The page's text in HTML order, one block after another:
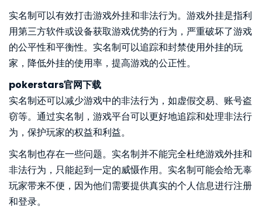
实名制可以有效打击游戏外挂和非法行为。游戏外挂是指利
用第三方软件或设备获取游戏优势的行为，严重破坏了游戏
的公平性和平衡性。实名制可以追踪和封禁使用外挂的玩
家，降低外挂的使用率，提高游戏的公正性。
pokerstars官网下载
实名制还可以减少游戏中的非法行为，如虚假交易、账号盗
窃等。通过实名制，游戏平台可以更好地追踪和处理非法行
为，保护玩家的权益和利益。
实名制也存在一些问题。实名制并不能完全杜绝游戏外挂和
非法行为，只能起到一定的威慑作用。实名制可能会给无辜
玩家带来不便，因为他们需要提供真实的个人信息进行注册
和登录。